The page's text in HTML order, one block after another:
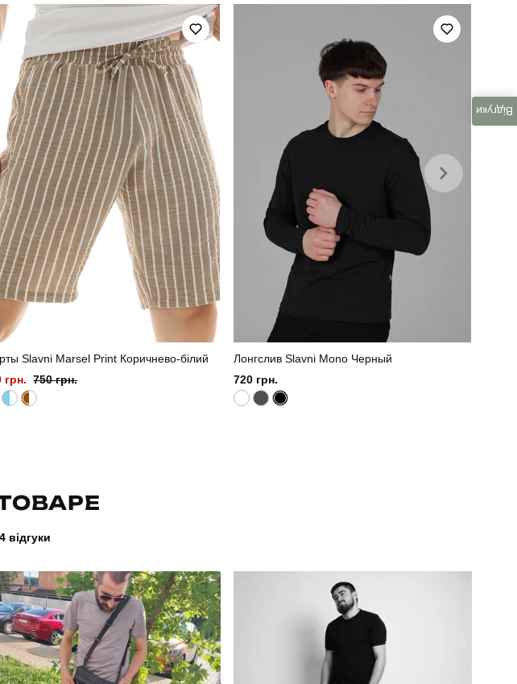
Країна - виробник україна
Slavni Marsel Print Коричнево-білий
грн. 750 грн.
Лонгслив Slavni Mono Черный
720 грн.
Відгуки
відгуки